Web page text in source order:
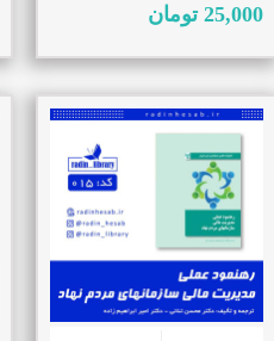
25,000 تومان